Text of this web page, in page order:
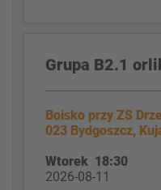
Grupa B2.1
Boisko przy ZS
023 Bydgoszcz,
Wtorek 18:30
2026-08-11